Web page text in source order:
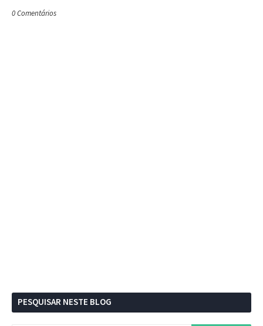
0 Comentários
PESQUISAR NESTE BLOG